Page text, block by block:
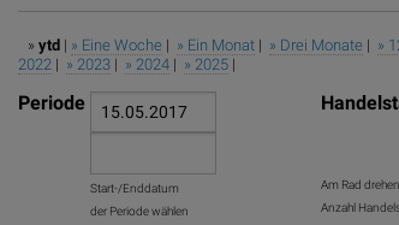
» ytd | » Eine Woche | » Ein Monat | » Drei Monate | »
2022 | » 2023 | » 2024 | » 2025 |
Periode
Start-/Enddatum
der Periode wählen
Am Rad
Anzahl